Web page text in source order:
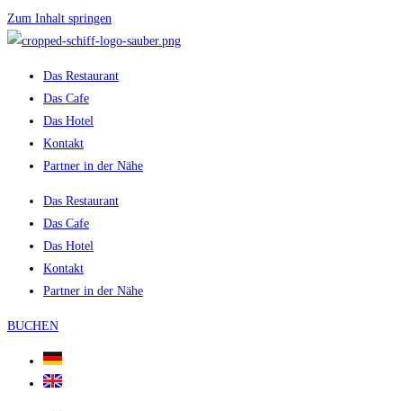
Zum Inhalt springen
Das Restaurant
Das Cafe
Das Hotel
Kontakt
Partner in der Nähe
Das Restaurant
Das Cafe
Das Hotel
Kontakt
Partner in der Nähe
BUCHEN